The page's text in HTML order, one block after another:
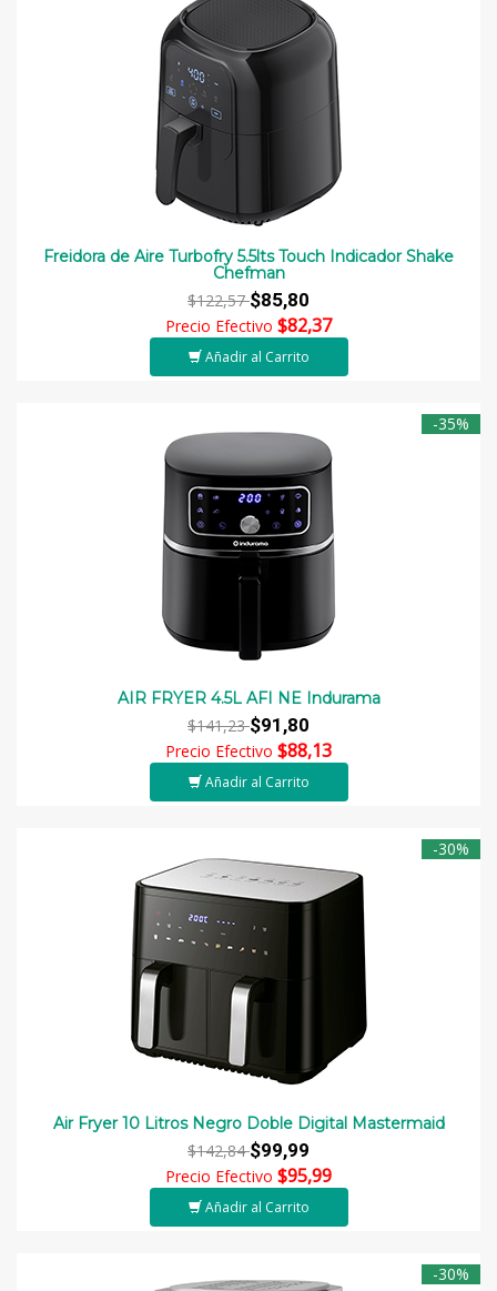
Freidora de Aire Turbofry 5.5lts Touch Indicador Shake
Chefman
$122,57$85,80
Precio Efectivo $82,37
Añadir al Carrito
-35%
AIR FRYER 4.5L AFI NE Indurama
$141,23$91,80
Precio Efectivo $88,13
Añadir al Carrito
-30%
Air Fryer 10 Litros Negro Doble Digital Mastermaid
$142,84$99,99
Precio Efectivo $95,99
Añadir al Carrito
-30%